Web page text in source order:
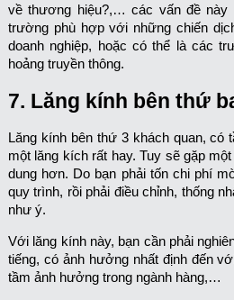
về thương hiệu?,… các vấn đề này
trường phù hợp với những chiến
doanh nghiệp, hoặc có thể là các
hoảng truyền thông.
7. Lăng kính bên thứ
Lăng kính bên thứ 3 khách quan, có
một lăng kích rất hay. Tuy sẽ gặp
dung hơn. Do bạn phải tốn chi phí
quy trình, rồi phải điều chỉnh, thống
như ý.
Với lăng kính này, bạn cần phải
tiếng, có ảnh hưởng nhất định đến
tầm ảnh hưởng trong ngành hàng,…